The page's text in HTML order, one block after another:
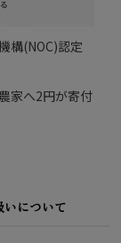
構(NOC)認定
家へ2円が寄付
いについて